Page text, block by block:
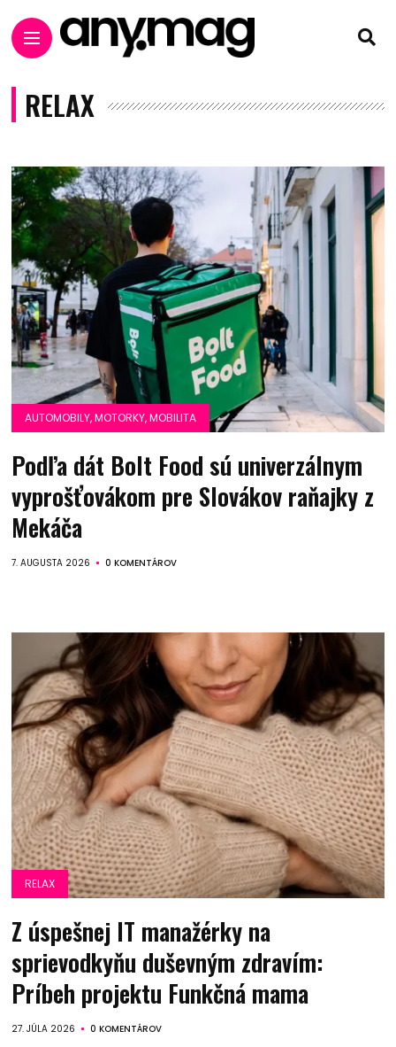
RELAX
AUTOMOBILY, MOTORKY, MOBILITA
Podľa dát Bolt Food sú univerzálnym
vyprošťovákom pre Slovákov raňajky z
Mekáča
7. AUGUSTA 2026 0 KOMENTÁROV
RELAX
Z úspešnej IT manažérky na
sprievodkyňu duševným zdravím:
Príbeh projektu Funkčná mama
27. JÚLA 2026 0 KOMENTÁROV